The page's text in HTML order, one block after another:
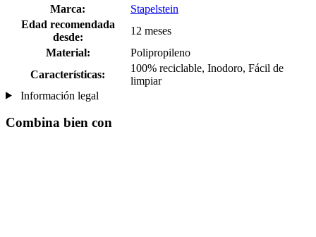
Marca:
Stapelstein
Edad recomendada
desde:
12 meses
Material:
Polipropileno
Características:
100% reciclable, Inodoro, Fácil de
limpiar
Información legal
Combina bien con